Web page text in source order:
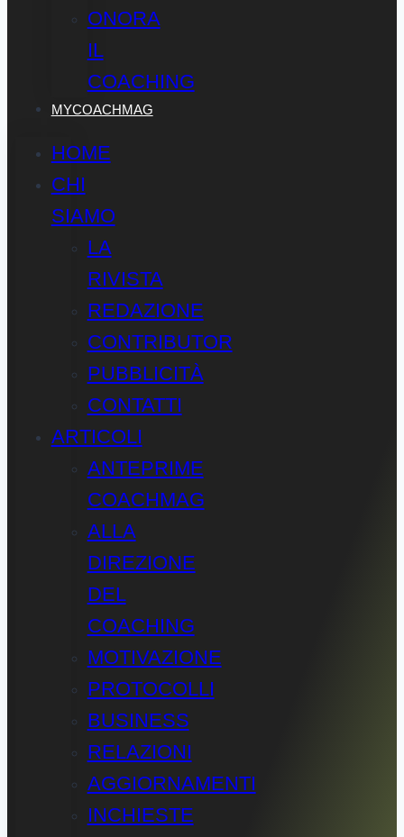
ONORA
IL
COACHING
MYCOACHMAG
HOME
CHI
SIAMO
LA
RIVISTA
REDAZIONE
CONTRIBUTOR
PUBBLICITÀ
CONTATTI
ARTICOLI
ANTEPRIME
COACHMAG
ALLA
DIREZIONE
DEL
COACHING
MOTIVAZIONE
PROTOCOLLI
BUSINESS
RELAZIONI
AGGIORNAMENTI
INCHIESTE